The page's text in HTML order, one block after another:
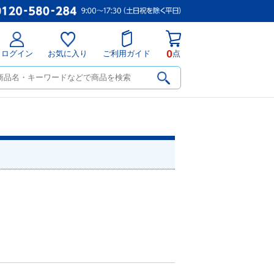
ログイン お気に入り ご利用ガイド 0点